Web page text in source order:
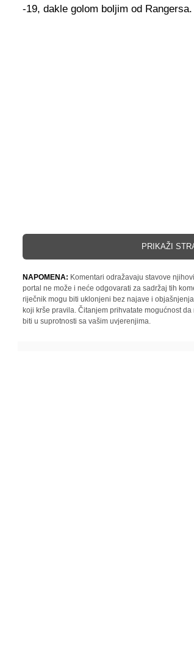
-19, dakle golom boljim od Rangersa.
PRIKAŽI
NAPOMENA: Komentari odražavaju stavove
portal ne može i neće odgovarati za sadržaj tih
riječnik mogu biti uklonjeni bez najave i
koji krše pravila. Čitanjem prihvatate mogućnost
biti u suprotnosti sa vašim uvjerenjima.